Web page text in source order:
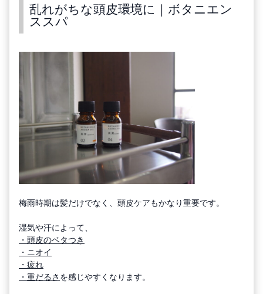
乱れがちな頭皮環境に｜ボタニエン
ススパ
梅雨時期は髪だけでなく、頭皮ケアもかなり重要です。
湿気や汗によって、
・頭皮のベタつき
・ニオイ
・疲れ
・重だるさ を感じやすくなります。